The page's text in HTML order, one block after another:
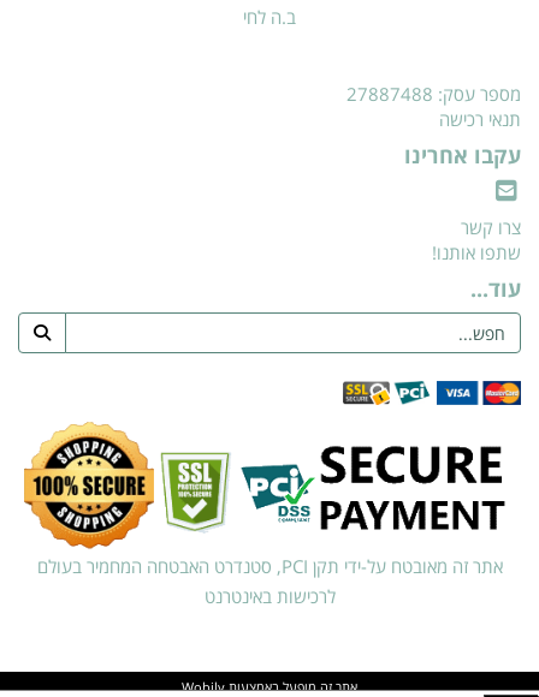
ב.ה לחי
מספר עסק: 27887488
תנאי רכישה
עקבו אחרינו
צרו קשר
שתפו אותנו!
עוד...
אתר זה מאובטח על-ידי תקן PCI, סטנדרט האבטחה המחמיר בעולם
לרכישות באינטרנט
אתר זה מופעל באמצעותWobily